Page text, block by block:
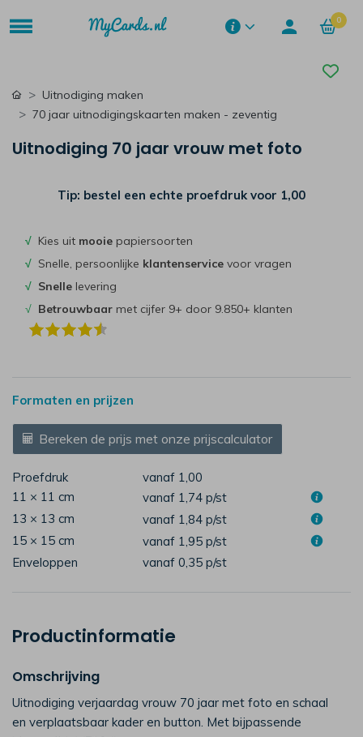
0
Uitnodiging maken
70 jaar uitnodigingskaarten maken - zeventig
Uitnodiging 70 jaar vrouw met foto
Tip: bestel een echte proefdruk voor 1,00
√ Kies uit mooie papiersoorten
√ Snelle, persoonlijke klantenservice voor vragen
√ Snelle levering
√ Betrouwbaar met cijfer 9+ door 9.850+ klanten
Formaten en prijzen
Bereken de prijs met onze prijscalculator
Proefdruk
vanaf 1,00
11 × 11 cm
vanaf 1,74 p/st
13 × 13 cm
vanaf 1,84 p/st
15 × 15 cm
vanaf 1,95 p/st
Enveloppen
vanaf 0,35 p/st
Productinformatie
Omschrijving
Uitnodiging verjaardag vrouw 70 jaar met foto en schaal
en verplaatsbaar kader en button. Met bijpassende